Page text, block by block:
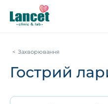
Захворювання
Гострий